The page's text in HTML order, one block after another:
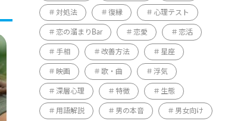
対処法 復縁 心理テスト
恋の溜まりBar 恋愛 恋活
手相 改善方法 星座
映画 歌・曲 浮気
深層心理 特徴 生態
用語解説 男の本音 男女向け